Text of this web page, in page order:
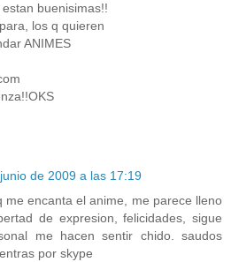
buenisimas!!
los q quieren
ANIMES
de 2009 a las 17:19
me encanta el anime, me parece lleno
de expresion, felicidades, sigue
me hacen sentir chido. saudos
por skype